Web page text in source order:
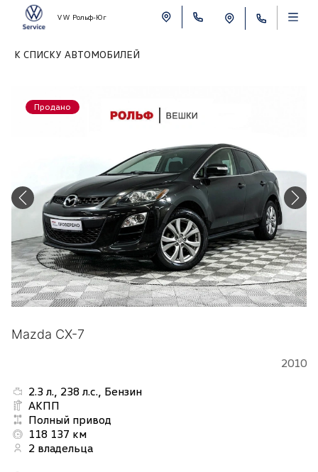
VW Рольф-Юг
К СПИСКУ АВТОМОБИЛЕЙ
Продано
Mazda CX-7
2010
2.3 л., 238 л.с., Бензин
АКПП
Полный привод
118 137 км
2 владельца